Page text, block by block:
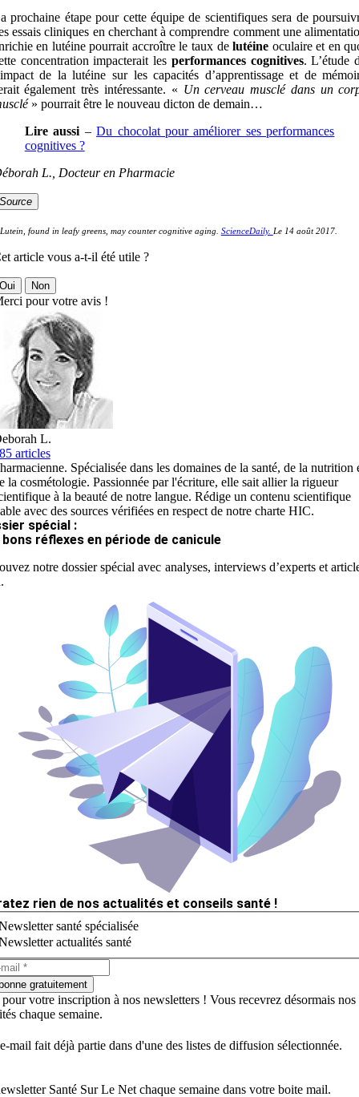
prochaine étape pour cette équipe de scientifiques sera de
essais cliniques en cherchant à comprendre comment une
en lutéine pourrait accroître le taux delutéine oculaire et en
concentration impacterait les performances cognitives. L’étude
de la lutéine sur les capacités d’apprentissage et de
également très intéressante. « Un cerveau musclé dans un
» pourrait être le nouveau dicton de demain…
Lire aussi –Du chocolat pour améliorer ses performances
cognitives ?
L., Docteur en Pharmacie
found in leafy greens, may counter cognitive aging. ScienceDaily. Le 14 août 2017.
article vous a-t-il été utile ?
Non
pour votre avis !
L.
articles
Spécialisée dans les domaines de la santé, de la nutrition
la cosmétologie. Passionnée par l'écriture, elle sait allier la rigueur
à la beauté de notre langue. Rédige un contenu scientifique
avec des sources vérifiées en respect de notre charte HIC.
spécial :
bons réflexes en période de canicule
notre dossier spécial avec analyses, interviews d’experts et
rien de nos actualités et conseils santé !
santé spécialisée
actualités santé
gratuitement
votre inscription à nos newsletters ! Vous recevrez désormais nos
chaque semaine.
mail fait déjà partie dans d'une des listes de diffusion sélectionnée.
Santé Sur Le Net chaque semaine dans votre boite mail.